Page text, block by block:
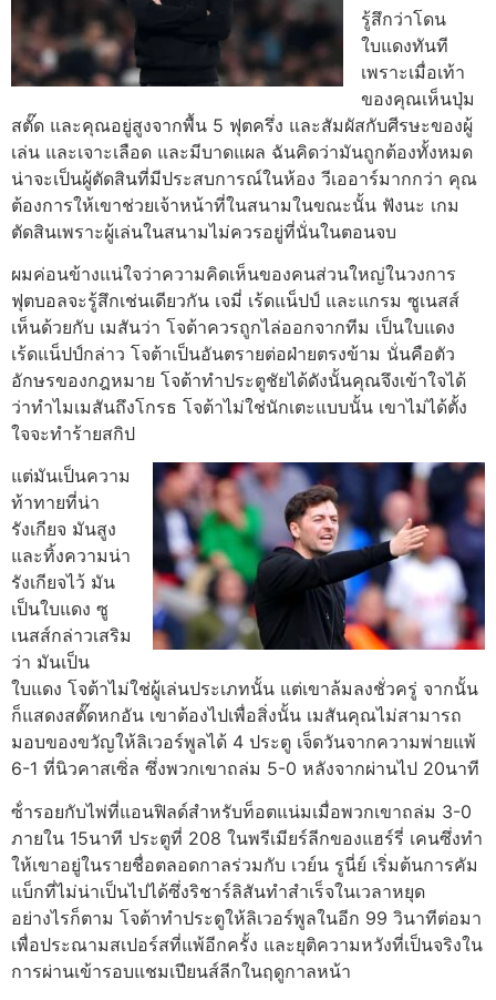
รู้สึกว่าโดน
ใบแดงทันที
เพราะเมื่อเท้า
ของคุณเห็นปุ่ม
สตั๊ด และคุณอยู่สูงจากพื้น 5 ฟุตครึ่ง และสัมผัสกับศีรษะของผู้
เล่น และเจาะเลือด และมีบาดแผล ฉันคิดว่ามันถูกต้องทั้งหมด
น่าจะเป็นผู้ตัดสินที่มีประสบการณ์ในห้อง วีเออาร์มากกว่า คุณ
ต้องการให้เขาช่วยเจ้าหน้าที่ในสนามในขณะนั้น ฟังนะ เกม
ตัดสินเพราะผู้เล่นในสนามไม่ควรอยู่ที่นั่นในตอนจบ
ผมค่อนข้างแน่ใจว่าความคิดเห็นของคนส่วนใหญ่ในวงการ
ฟุตบอลจะรู้สึกเช่นเดียวกัน เจมี่ เร้ดแน็ปป์ และแกรม ซูเนสส์
เห็นด้วยกับ เมสันว่า โจต้าควรถูกไล่ออกจากทีม เป็นใบแดง
เร้ดแน็ปป์กล่าว โจต้าเป็นอันตรายต่อฝ่ายตรงข้าม นั่นคือตัว
อักษรของกฎหมาย โจต้าทําประตูชัยได้ดังนั้นคุณจึงเข้าใจได้
ว่าทําไมเมสันถึงโกรธ โจต้าไม่ใช่นักเตะแบบนั้น เขาไม่ได้ตั้ง
ใจจะทําร้ายสกิป
แต่มันเป็นความ
ท้าทายที่น่า
รังเกียจ มันสูง
และทิ้งความน่า
รังเกียจไว้ มัน
เป็นใบแดง ซู
เนสส์กล่าวเสริม
ว่า มันเป็น
ใบแดง โจต้าไม่ใช่ผู้เล่นประเภทนั้น แต่เขาล้มลงชั่วครู่ จากนั้น
ก็แสดงสตั๊ดหกอัน เขาต้องไปเพื่อสิ่งนั้น เมสันคุณไม่สามารถ
มอบของขวัญให้ลิเวอร์พูลได้ 4 ประตู เจ็ดวันจากความพ่ายแพ้
6-1 ที่นิวคาสเซิ่ล ซึ่งพวกเขาถล่ม 5-0 หลังจากผ่านไป 20นาที
ซ้ํารอยกับไพ่ที่แอนฟิลด์สําหรับท็อตแน่มเมื่อพวกเขาถล่ม 3-0
ภายใน 15นาที ประตูที่ 208 ในพรีเมียร์ลีกของแฮร์รี่ เคนซึ่งทํา
ให้เขาอยู่ในรายชื่อตลอดกาลร่วมกับ เวย์น รูนี่ย์ เริ่มต้นการคัม
แบ็กที่ไม่น่าเป็นไปได้ซึ่งริชาร์ลิสันทําสําเร็จในเวลาหยุด
อย่างไรก็ตาม โจต้าทําประตูให้ลิเวอร์พูลในอีก 99 วินาทีต่อมา
เพื่อประณามสเปอร์สที่แพ้อีกครั้ง และยุติความหวังที่เป็นจริงใน
การผ่านเข้ารอบแชมเปียนส์ลีกในฤดูกาลหน้า